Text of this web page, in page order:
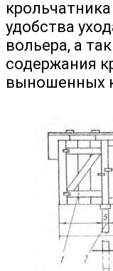
удобства
вольера, а
содержания
выношенных